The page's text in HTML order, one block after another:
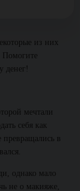
из них
денег!
мечтали
себя как
в
однако мало
не о макияже,